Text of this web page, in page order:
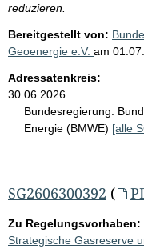
reduzieren.
Bereitgestellt von:
Geoenergie e.V. am
Adressatenkreis:
30.06.2026
Bundesregierung:
Energie (BMWE) [alle
SG2606300392 (
Zu Regelungsvorhaben:
Strategische Gasreserve